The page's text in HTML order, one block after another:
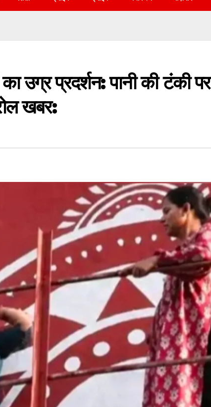
उग्र प्रदर्शन: पानी की टंकी पर
खबर: